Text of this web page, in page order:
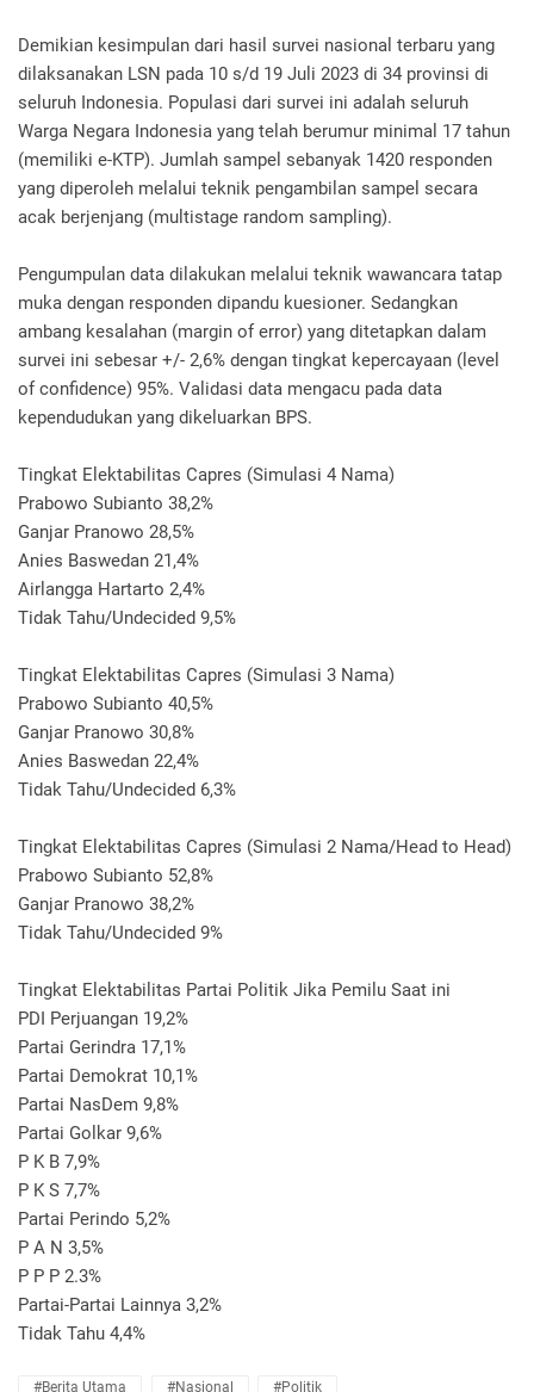
Demikian kesimpulan dari hasil survei nasional terbaru yang
dilaksanakan LSN pada 10 s/d 19 Juli 2023 di 34 provinsi di
seluruh Indonesia. Populasi dari survei ini adalah seluruh
Warga Negara Indonesia yang telah berumur minimal 17 tahun
(memiliki e-KTP). Jumlah sampel sebanyak 1420 responden
yang diperoleh melalui teknik pengambilan sampel secara
acak berjenjang (multistage random sampling).
Pengumpulan data dilakukan melalui teknik wawancara tatap
muka dengan responden dipandu kuesioner. Sedangkan
ambang kesalahan (margin of error) yang ditetapkan dalam
survei ini sebesar +/- 2,6% dengan tingkat kepercayaan (level
of confidence) 95%. Validasi data mengacu pada data
kependudukan yang dikeluarkan BPS.
Tingkat Elektabilitas Capres (Simulasi 4 Nama)
Prabowo Subianto 38,2%
Ganjar Pranowo 28,5%
Anies Baswedan 21,4%
Airlangga Hartarto 2,4%
Tidak Tahu/Undecided 9,5%
Tingkat Elektabilitas Capres (Simulasi 3 Nama)
Prabowo Subianto 40,5%
Ganjar Pranowo 30,8%
Anies Baswedan 22,4%
Tidak Tahu/Undecided 6,3%
Tingkat Elektabilitas Capres (Simulasi 2 Nama/Head to Head)
Prabowo Subianto 52,8%
Ganjar Pranowo 38,2%
Tidak Tahu/Undecided 9%
Tingkat Elektabilitas Partai Politik Jika Pemilu Saat ini
PDI Perjuangan 19,2%
Partai Gerindra 17,1%
Partai Demokrat 10,1%
Partai NasDem 9,8%
Partai Golkar 9,6%
P K B 7,9%
P K S 7,7%
Partai Perindo 5,2%
P A N 3,5%
P P P 2.3%
Partai-Partai Lainnya 3,2%
Tidak Tahu 4,4%
#Berita Utama #Nasional #Politik